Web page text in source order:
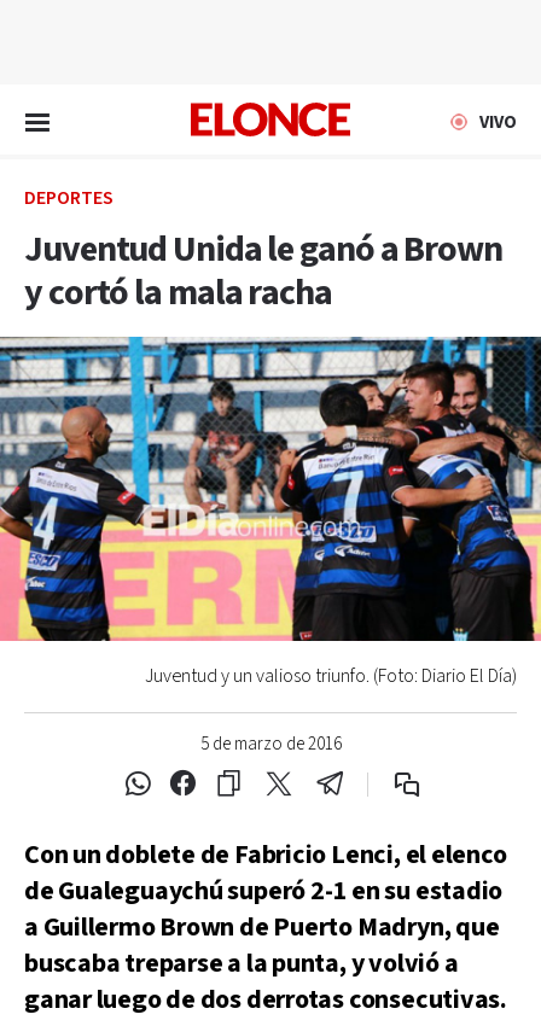
VIVO
DEPORTES
Juventud Unida le ganó a Brown
y cortó la mala racha
5 de marzo de 2016
Juventud y un valioso triunfo. (Foto: Diario El Día)
Con un doblete de Fabricio Lenci, el elenco
de Gualeguaychú superó 2-1 en su estadio
a Guillermo Brown de Puerto Madryn, que
buscaba treparse a la punta, y volvió a
ganar luego de dos derrotas consecutivas.